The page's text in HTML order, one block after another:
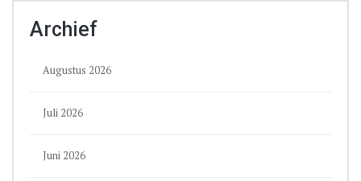
Archief
Augustus 2026
Juli 2026
Juni 2026